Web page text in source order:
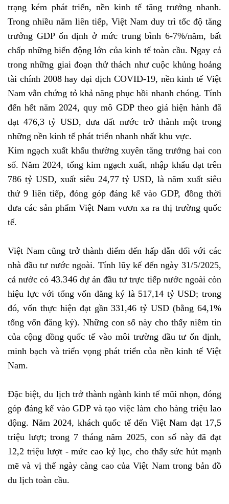
trạng kém phát triển, nền kinh tế tăng trưởng nhanh.
Trong nhiều năm liên tiếp, Việt Nam duy trì tốc độ tăng
trưởng GDP ổn định ở mức trung bình 6-7%/năm, bất
chấp những biến động lớn của kinh tế toàn cầu. Ngay cả
trong những giai đoạn thử thách như cuộc khủng hoảng
tài chính 2008 hay đại dịch COVID-19, nền kinh tế Việt
Nam vẫn chứng tỏ khả năng phục hồi nhanh chóng. Tính
đến hết năm 2024, quy mô GDP theo giá hiện hành đã
đạt 476,3 tỷ USD, đưa đất nước trở thành một trong
những nền kinh tế phát triển nhanh nhất khu vực.
Kim ngạch xuất khẩu thường xuyên tăng trưởng hai con
số. Năm 2024, tổng kim ngạch xuất, nhập khẩu đạt trên
786 tỷ USD, xuất siêu 24,77 tỷ USD, là năm xuất siêu
thứ 9 liên tiếp, đóng góp đáng kể vào GDP, đồng thời
đưa các sản phẩm Việt Nam vươn xa ra thị trường quốc
tế.
Việt Nam cũng trở thành điểm đến hấp dẫn đối với các
nhà đầu tư nước ngoài. Tính lũy kế đến ngày 31/5/2025,
cả nước có 43.346 dự án đầu tư trực tiếp nước ngoài còn
hiệu lực với tổng vốn đăng ký là 517,14 tỷ USD; trong
đó, vốn thực hiện đạt gần 331,46 tỷ USD (bằng 64,1%
tổng vốn đăng ký). Những con số này cho thấy niềm tin
của cộng đồng quốc tế vào môi trường đầu tư ổn định,
minh bạch và triển vọng phát triển của nền kinh tế Việt
Nam.
Đặc biệt, du lịch trở thành ngành kinh tế mũi nhọn, đóng
góp đáng kể vào GDP và tạo việc làm cho hàng triệu lao
động. Năm 2024, khách quốc tế đến Việt Nam đạt 17,5
triệu lượt; trong 7 tháng năm 2025, con số này đã đạt
12,2 triệu lượt - mức cao kỷ lục, cho thấy sức hút mạnh
mẽ và vị thế ngày càng cao của Việt Nam trong bản đồ
du lịch toàn cầu.